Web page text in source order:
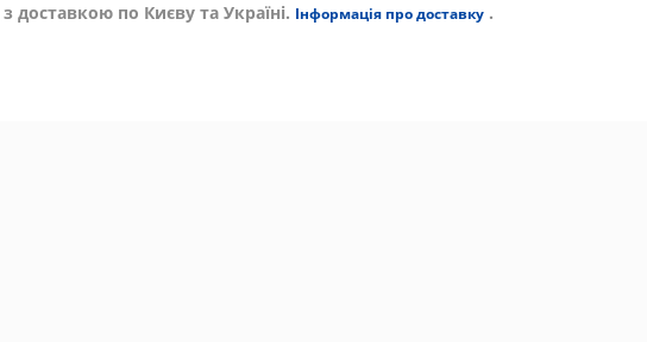
з доставкою по Києву та Україні. Інформація про доставку .